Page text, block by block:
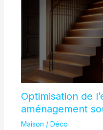
Optimisation de
aménagement
Maison / Déco